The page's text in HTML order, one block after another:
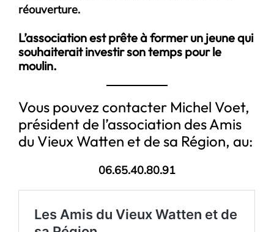
réouverture.
L’association est prête à former un jeune qui
souhaiterait investir son temps pour le
moulin.
Vous pouvez contacter Michel Voet,
président de l’association des Amis
du Vieux Watten et de sa Région, au:
06.65.40.80.91